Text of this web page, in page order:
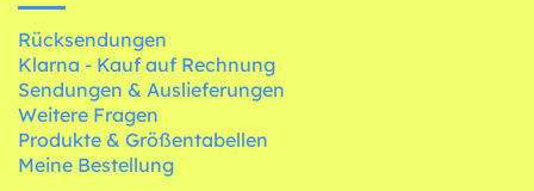
Rücksendungen
Klarna - Kauf auf Rechnung
Sendungen & Auslieferungen
Weitere Fragen
Produkte & Größentabellen
Meine Bestellung